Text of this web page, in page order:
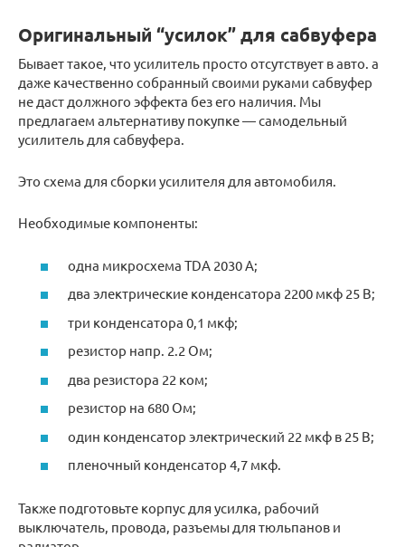
Оригинальный “усилок” для сабвуфера
Бывает такое, что усилитель просто отсутствует в авто. а
даже качественно собранный своими руками сабвуфер
не даст должного эффекта без его наличия. Мы
предлагаем альтернативу покупке — самодельный
усилитель для сабвуфера.
Это схема для сборки усилителя для автомобиля.
Необходимые компоненты:
одна микросхема TDA 2030 A;
два электрические конденсатора 2200 мкф 25 В;
три конденсатора 0,1 мкф;
резистор напр. 2.2 Ом;
два резистора 22 ком;
резистор на 680 Ом;
один конденсатор электрический 22 мкф в 25 В;
пленочный конденсатор 4,7 мкф.
Также подготовьте корпус для усилка, рабочий
выключатель, провода, разъемы для тюльпанов и